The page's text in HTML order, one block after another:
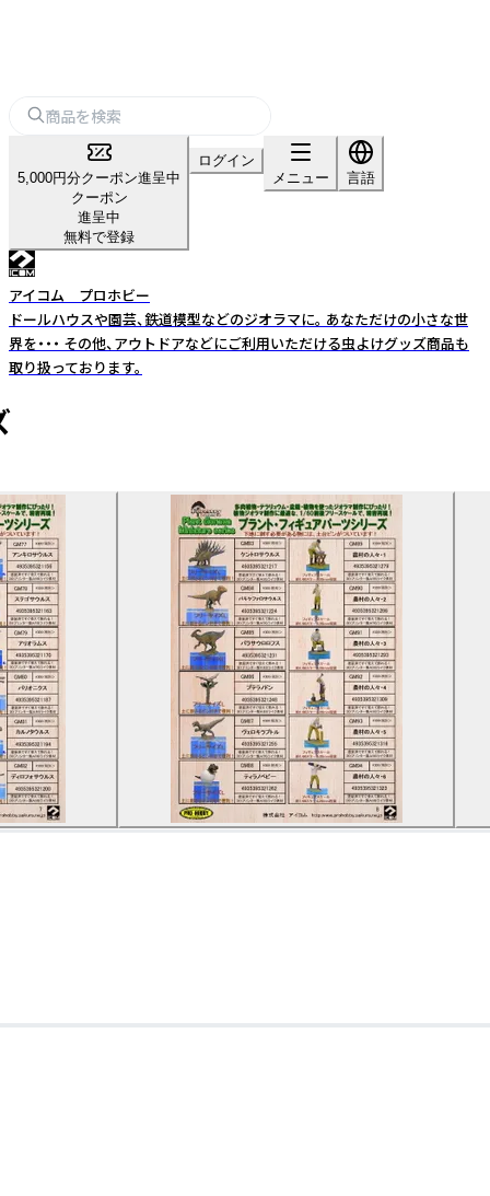
5,000円分クーポン進呈中
クーポン
進呈中
無料で登録
ログイン
メニュー
言語
アイコム プロホビー
ドールハウスや園芸、鉄道模型などのジオラマに。 あなただけの小さな世
界を・・・ その他、アウトドアなどにご利用いただける虫よけグッズ商品も
取り扱っております。